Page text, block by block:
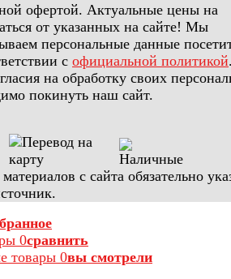
офертой. Актуальные цены на
от указанных на сайте! Мы
персональные данные
с официальной политикой
на обработку своих
покинуть наш сайт.
с сайта обязательно
0сравнить
товары 0вы смотрели